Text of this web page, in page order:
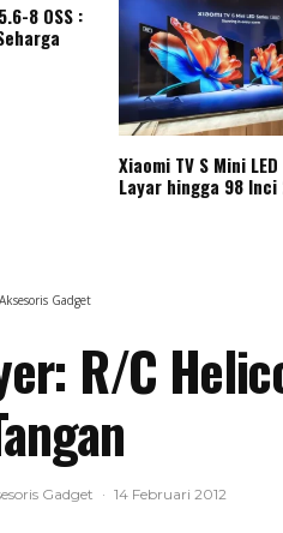
8 OSS :
Xiaomi TV S Mini
Layar hingga 98 Inci
Aksesoris Gadget
R/C
Gadget · 14 Februari 2012